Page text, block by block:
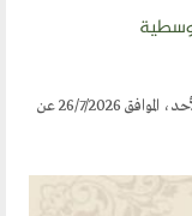
صدور العدد (48) من مجلة الوسطية صدر اليوم الأحد، الموافق 26/7/2026 عن